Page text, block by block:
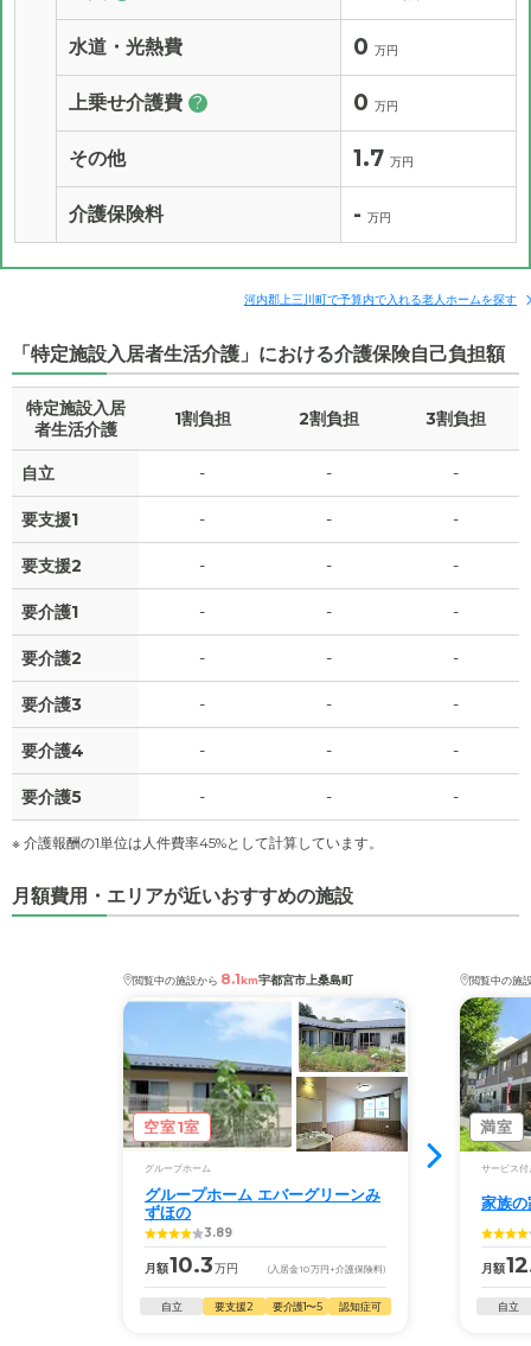
水道・光熱費 0 万円
上乗せ介護費 ? 0 万円
その他 1.7 万円
介護保険料 - 万円
河内郡上三川町で予算内で入れる老人ホームを探す
「特定施設入居者生活介護」における介護保険自己負担額
特定施設入居
者生活介護
1割負担 2割負担 3割負担
自立 - - -
要支援1 - - -
要支援2 - - -
要介護1 - - -
要介護2 - - -
要介護3 - - -
要介護4 - - -
要介護5 - - -
※ 介護報酬の1単位は人件費率45%として計算しています。
月額費用・エリアが近いおすすめの施設
閲覧中の施設から 8.1km宇都宮市上桑島町
空室1室
グループホーム
グループホーム エバーグリーンみ
ずほの
3.89
月額10.3万円 (入居金10万円 +介護保険料)
自立 要支援2 要介護1〜5 認知症可
閲覧中の施
満室
サービス付
家族
月額
自立